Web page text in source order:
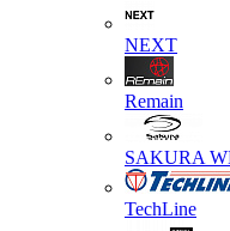
NEXT
Remain
SAKURA
TechLine